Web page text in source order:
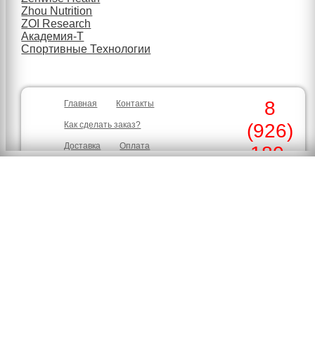
Zhou Nutrition
ZOI Research
Академия-Т
Спортивные Технологии
Главная Контакты
Как сделать заказ?
Доставка Оплата
8
(926)
180-